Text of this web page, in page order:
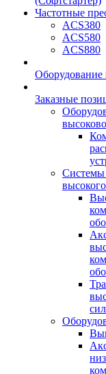
Частотные
ACS380
ACS580
ACS880
Заказные
Системы